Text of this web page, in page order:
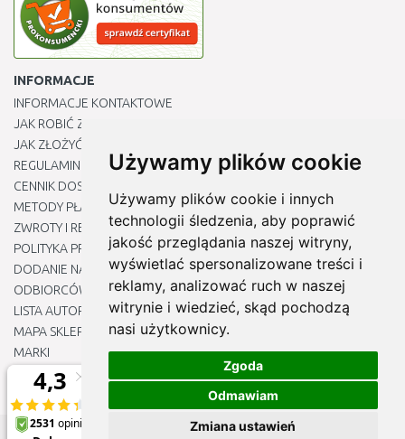
Używamy plików cookie
Używamy plików cookie i innych
technologii śledzenia, aby poprawić
jakość przeglądania naszej witryny,
wyświetlać spersonalizowane treści i
reklamy, analizować ruch w naszej
witrynie i wiedzieć, skąd pochodzą
nasi użytkownicy.
Zgoda
Odmawiam
Zmiana ustawień
INFORMACJE
INFORMACJE KONTAKTOWE
JAK ROBIĆ ZAKUPY ?
JAK ZŁOŻYĆ REKLAMACJĘ
REGULAMIN
CENNIK DOSTAWY
METODY PŁATNOŚCI
ZWROTY I REKLAMACJE PRODUKTÓW
POLITYKA PRYWATNOŚCI
DODANIE NASZYCH ADRESÓW E-MAIL DO LISTY ZAUFANYCH
ODBIORCÓW
LISTA AUTORYZOWANYCH CENTRÓW SERWISOWYCH
MAPA SKLEPU
MARKI
BLOGU
EDYTUJ MOJE PREFERENCJE DOTYCZĄCE PLIKÓW COOKIE